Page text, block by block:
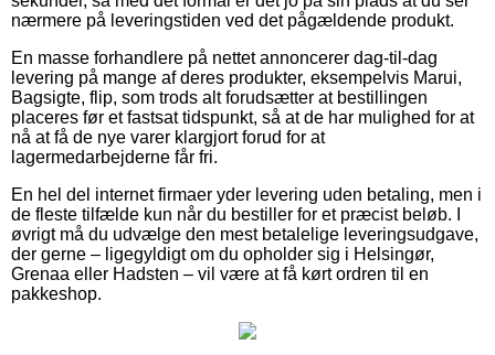
nærmere på leveringstiden ved det pågældende produkt.
En masse forhandlere på nettet annoncerer dag-til-dag
levering på mange af deres produkter, eksempelvis Marui,
Bagsigte, flip, som trods alt forudsætter at bestillingen
placeres før et fastsat tidspunkt, så at de har mulighed for at
nå at få de nye varer klargjort forud for at
lagermedarbejderne får fri.
En hel del internet firmaer yder levering uden betaling, men i
de fleste tilfælde kun når du bestiller for et præcist beløb. I
øvrigt må du udvælge den mest betalelige leveringsudgave,
der gerne – ligegyldigt om du opholder sig i Helsingør,
Grenaa eller Hadsten – vil være at få kørt ordren til en
pakkeshop.